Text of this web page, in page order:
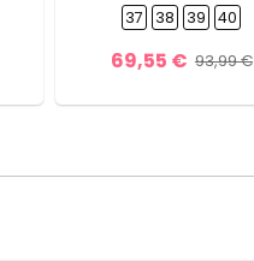
37 38 39 40
69,55 € 93,99 €